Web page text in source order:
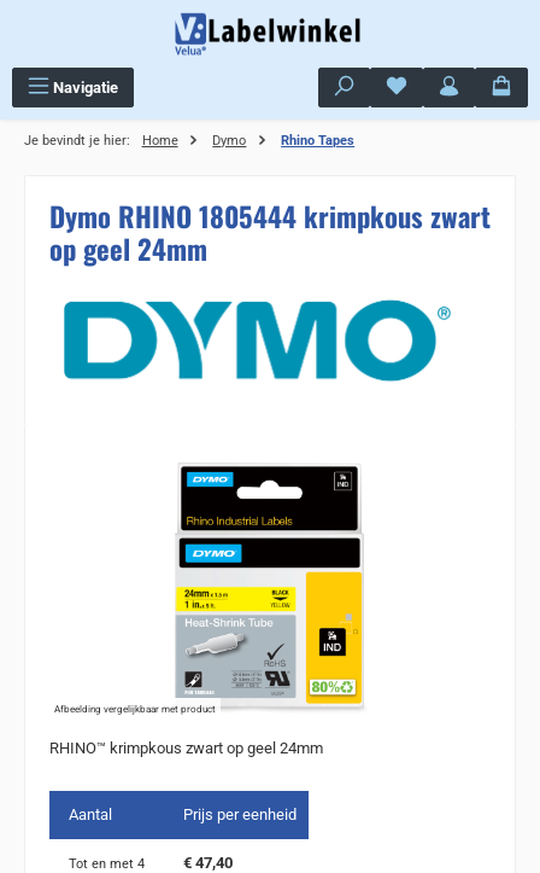
Navigatie Je hebt 0 items op
Je bevindt je hier: Home Dymo Rhino Tapes
Dymo RHINO 1805444 krimpkous zwart
op geel 24mm
Sla de afbeeldingengalerij over
Afbeelding vergelijkbaar met product
RHINO™ krimpkous zwart op geel 24mm
Aantal Prijs per eenheid
Tot en met 4 € 47,40